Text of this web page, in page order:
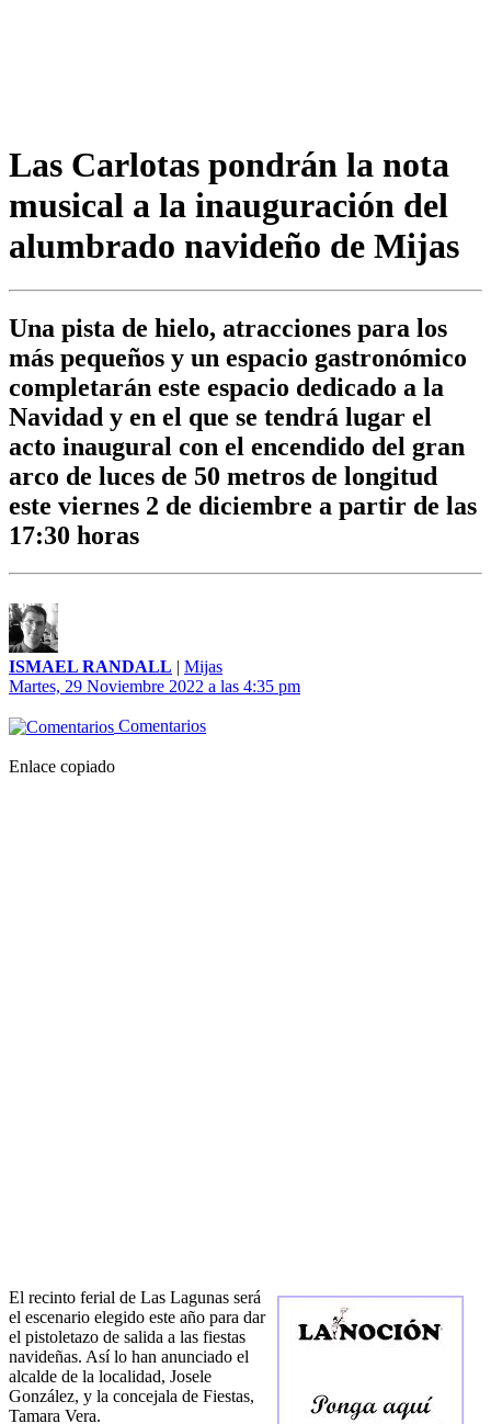
Las Carlotas pondrán la nota
musical a la inauguración del
alumbrado navideño de Mijas
Una pista de hielo, atracciones para los
más pequeños y un espacio gastronómico
completarán este espacio dedicado a la
Navidad y en el que se tendrá lugar el
acto inaugural con el encendido del gran
arco de luces de 50 metros de longitud
este viernes 2 de diciembre a partir de las
17:30 horas
ISMAEL RANDALL | Mijas
Martes, 29 Noviembre 2022 a las 4:35 pm
Comentarios
Enlace copiado
El recinto ferial de Las Lagunas será
el escenario elegido este año para dar
el pistoletazo de salida a las fiestas
navideñas. Así lo han anunciado el
alcalde de la localidad, Josele
González, y la concejala de Fiestas,
Tamara Vera.